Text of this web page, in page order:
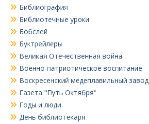
Библиография
Библиотечные уроки
Бобслей
Буктрейлеры
Великая Отечественная война
Военно-патриотическое воспитание
Воскресенский медеплавильный завод
Газета "Путь Октября"
Годы и люди
День библиотекаря